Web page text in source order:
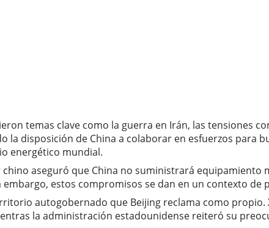
temas clave como la guerra en Irán, las tensiones
la disposición de China a colaborar en esfuerzos para
energético mundial.
aseguró que China no suministrará
estos compromisos se dan en un contexto
autogobernado que Beijing reclama como
la administración estadounidense reiteró su